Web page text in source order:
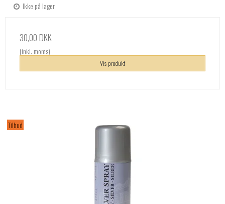
Ikke på lager
30,00 DKK
(inkl. moms)
Vis produkt
Tilbud